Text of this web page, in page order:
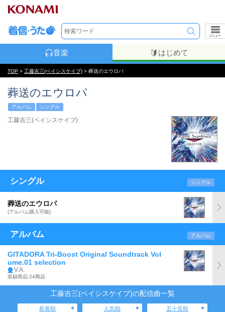
メニュー
音楽 はじめて
TOP > 工藤吉三(ベイシスケイプ) > 葬送のエウロパ
葬送のエウロパ
アルバム シングル
工藤吉三(ベイシスケイプ)
シングル シングル
葬送のエウロパ
(アルバム購入可能)
アルバム アルバム
GITADORA Tri-Boost Original Soundtrack Vol
ume.01 selection
V.A.
収録商品:24商品
工藤吉三(ベイシスケイプ)の配信曲一覧
新着順 人気順 五十音順